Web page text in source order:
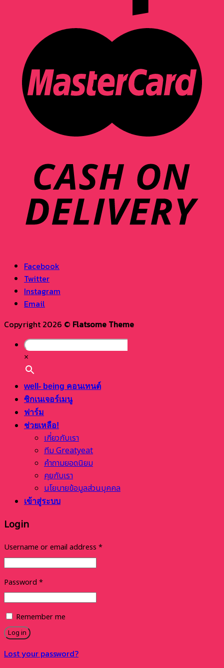
Facebook
Twitter
Instagram
Email
Copyright 2026 © Flatsome Theme
×
well- being คอนเทนต์
ซิกเนเจอร์เมนู
ฟาร์ม
ช่วยเหลือ!
เกี่ยวกับเรา
ทีม Greatyeat
คำถามยอดนิยม
คุยกับเรา
นโยบายข้อมูลส่วนบุคคล
เข้าสู่ระบบ
Login
Username or email address *
Password *
Remember me
Log in
Lost your password?